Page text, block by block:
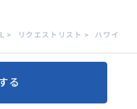
> リクエストリスト > ハワイ
る